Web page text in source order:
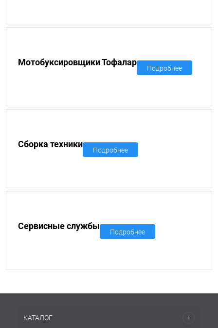
Мотобуксировщики Тофалар
Подробнее
Сборка техники
Подробнее
Сервисные службы
Подробнее
КАТАЛОГ